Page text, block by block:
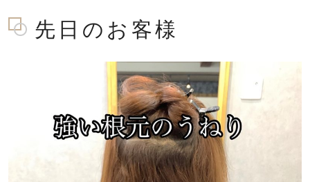
先日のお客様